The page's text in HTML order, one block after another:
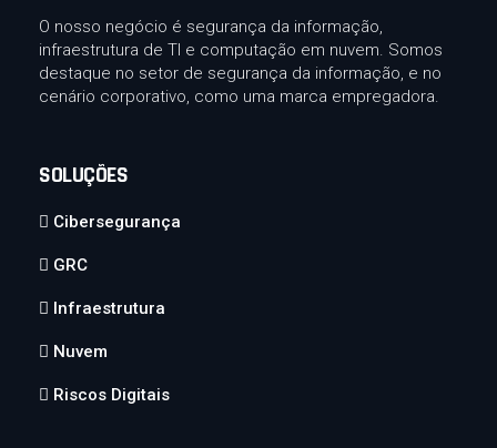
O nosso negócio é segurança da informação,
infraestrutura de TI e computação em nuvem. Somos
destaque no setor de segurança da informação, e no
cenário corporativo, como uma marca empregadora.
SOLUÇÕES
Cibersegurança
GRC
Infraestrutura
Nuvem
Riscos Digitais